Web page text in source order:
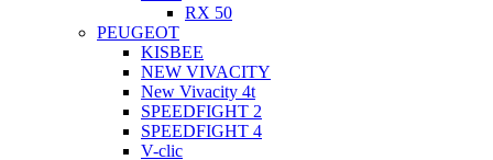
RX 50
PEUGEOT
KISBEE
NEW VIVACITY
New Vivacity 4t
SPEEDFIGHT 2
SPEEDFIGHT 4
V-clic